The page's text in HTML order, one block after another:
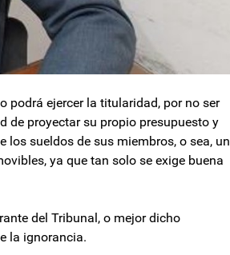
podrá ejercer la titularidad, por no ser
de proyectar su propio presupuesto y
los sueldos de sus miembros, o sea, un
ya que tan solo se exige buena
del Tribunal, o mejor dicho
la ignorancia.